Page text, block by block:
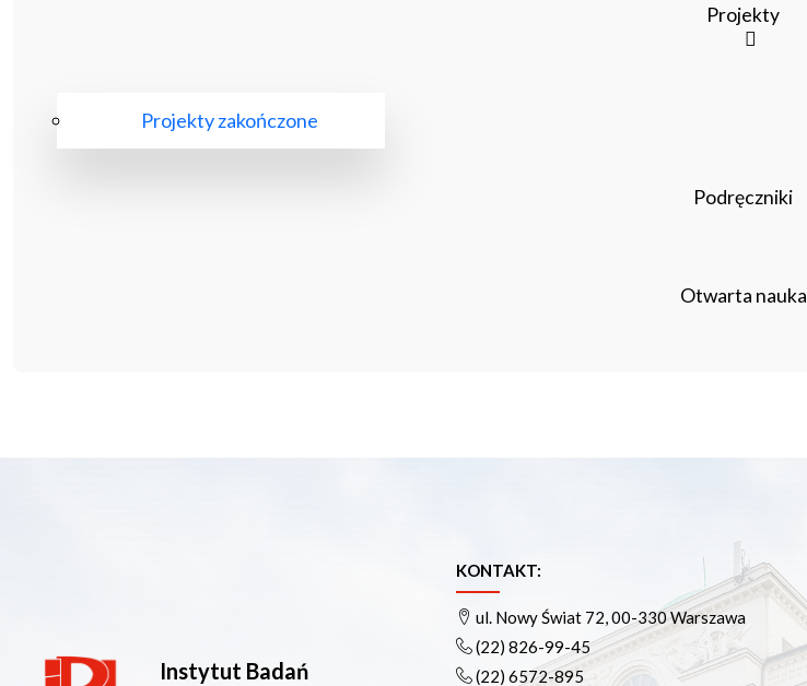
Projekty
Projekty zakończone
Podręczniki
Otwarta nauka
Instytut Badań
KONTAKT:
ul. Nowy Świat 72, 00-330 Warszawa
(22) 826-99-45
(22) 6572-895